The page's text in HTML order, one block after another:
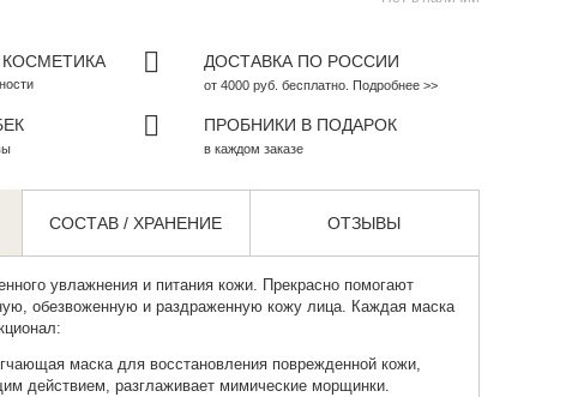
ДОСТАВКА ПО РОССИИ
от 4000 руб. бесплатно. Подробнее >>
ПРОБНИКИ В ПОДАРОК
в каждом заказе
СОСТАВ / ХРАНЕНИЕ ОТЗЫВЫ
увлажнения и питания кожи. Прекрасно помогают
обезвоженную и раздраженную кожу лица. Каждая маска
маска для восстановления поврежденной кожи,
действием, разглаживает мимические морщинки.